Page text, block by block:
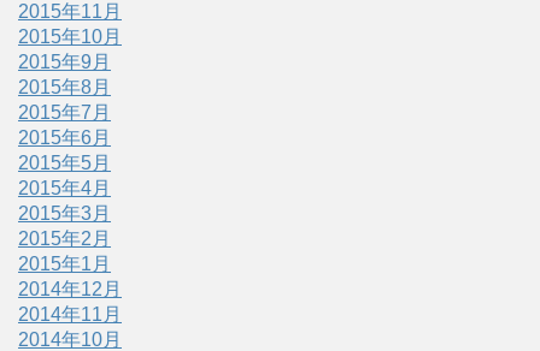
2015年11月
2015年10月
2015年9月
2015年8月
2015年7月
2015年6月
2015年5月
2015年4月
2015年3月
2015年2月
2015年1月
2014年12月
2014年11月
2014年10月